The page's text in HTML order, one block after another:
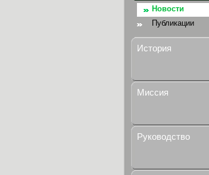
Новости
Публикации
История
Миссия
Руководство